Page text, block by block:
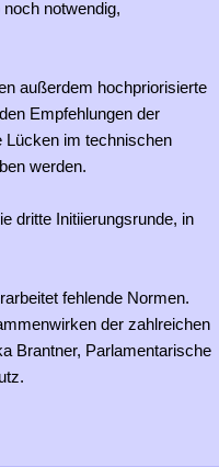
notwendig,
außerdem hochpriorisierte
Empfehlungen der
Lücken im technischen
werden.
dritte Initiierungsrunde, in
fehlende Normen.
der zahlreichen
Brantner, Parlamentarische